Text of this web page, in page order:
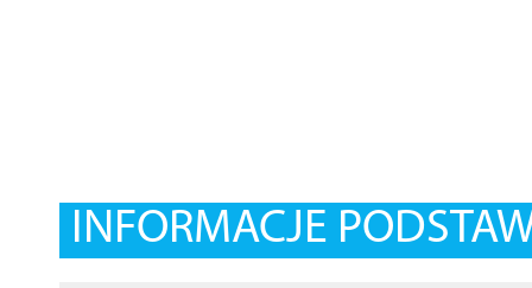
INFORMACJE